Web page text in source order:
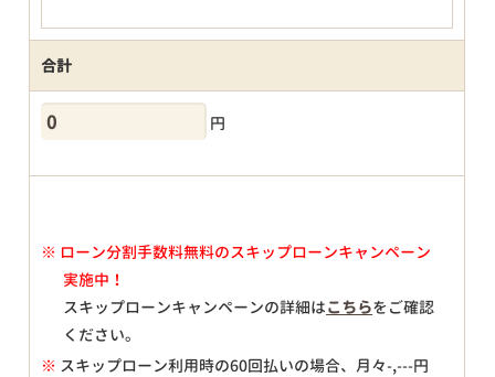
合計
円
※ ローン分割手数料無料のスキップローンキャンペーン
実施中！
スキップローンキャンペーンの詳細はこちらをご確認
ください。
※ スキップローン利用時の60回払いの場合、月々-,---円